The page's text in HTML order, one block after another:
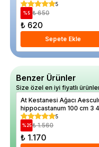
5
% 5 ₺ 650
₺ 620
Sepete Ekle
Benzer Ürünler
Size özel en iyi fiyatlı
At Kestanesi Ağacı
hippocastanum 100 cm 3 4
yaş
5
%25 ₺ 1.560
₺ 1.170